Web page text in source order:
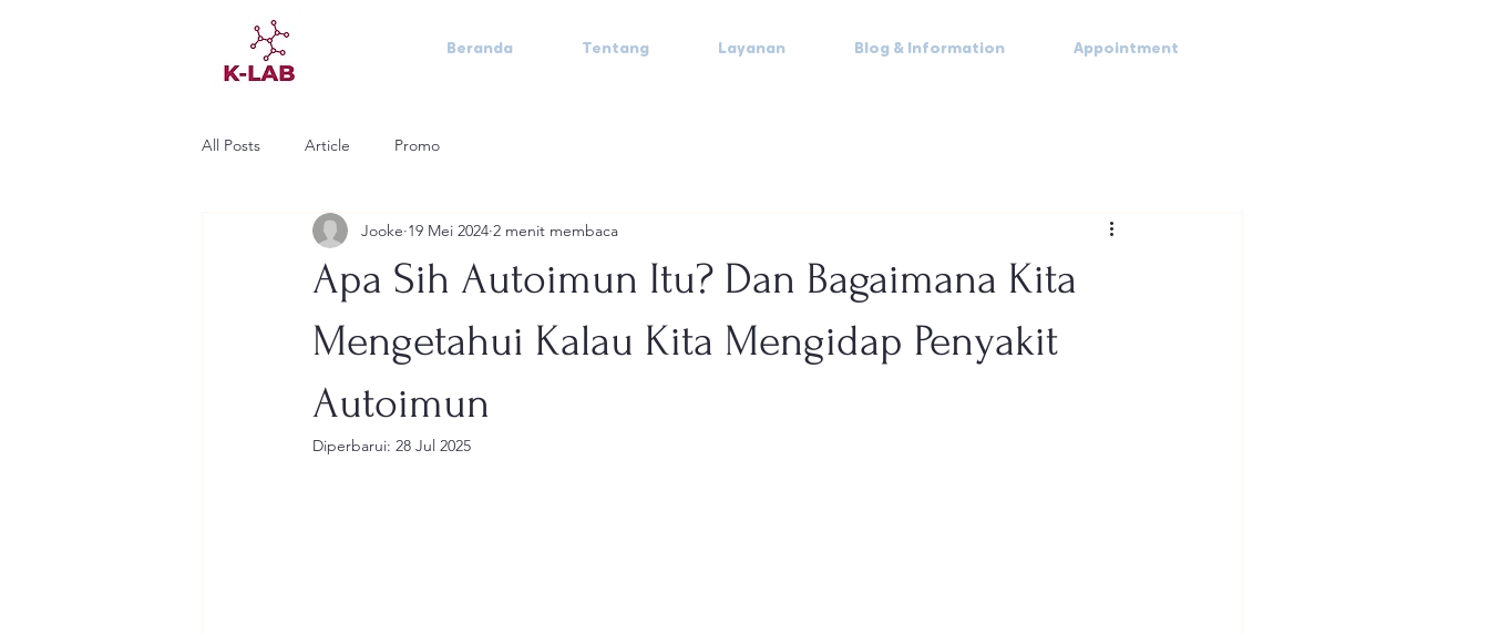
Beranda Tentang Layanan Blog & Information Appointment
All Posts Article Promo
Apa Sih Autoimun Itu? Dan Bagaimana Kita
Mengetahui Kalau Kita Mengidap Penyakit
Autoimun
Jooke 19 Mei 2024 2 menit membaca
Diperbarui: 28 Jul 2025